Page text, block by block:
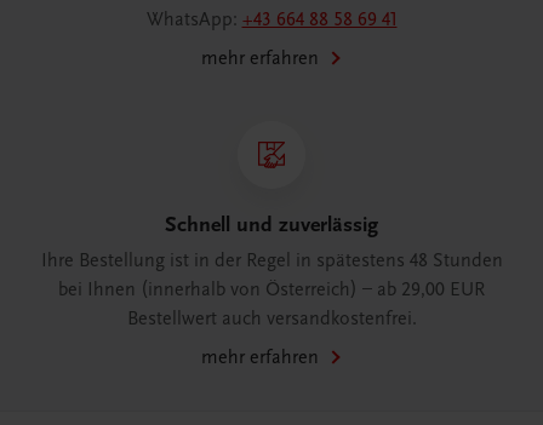
WhatsApp: +43 664 88 58 69 41
mehr erfahren
Schnell und zuverlässig
Ihre Bestellung ist in der Regel in spätestens 48 Stunden
bei Ihnen (innerhalb von Österreich) – ab 29,00 EUR
Bestellwert auch versandkostenfrei.
mehr erfahren